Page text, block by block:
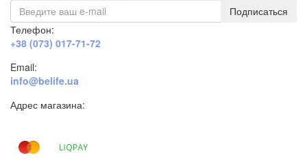
Подписаться
Телефон:
+38 (073) 017-71-72
Email:
info@belife.ua
Адрес магазина: